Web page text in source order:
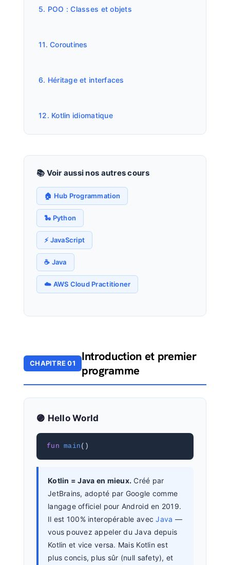
5. POO : Classes et objets
11. Coroutines
6. Héritage et interfaces
12. Kotlin idiomatique
📚 Voir aussi nos autres cours
🏠 Hub Programmation
🐍 Python
⚡ JavaScript
☕ Java
☁️ AWS Cloud Practitioner
CHAPITRE 01
Introduction et premier
programme
🟣 Hello World
fun main ()
Kotlin = Java en mieux. Créé par
JetBrains, adopté par Google comme
langage officiel pour Android en 2019.
Il est 100% interopérable avecJava —
vous pouvez appeler du Java depuis
Kotlin et vice versa. Mais Kotlin est
plus concis, plus sûr (null safety), et